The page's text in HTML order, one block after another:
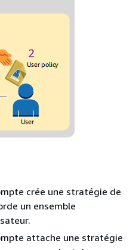
crée une stratégie de
un ensemble
attache une stratégie